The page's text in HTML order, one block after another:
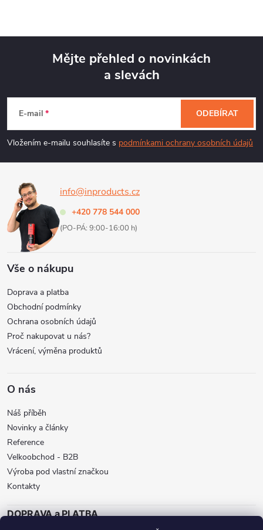
p
a
Mějte přehled o novinkách
a slevách
E-mail
Vložením e-mailu souhlasíte s podmínkami ochrany osobních údajů
ODEBÍRAT
info@inproducts.cz
+420 778 544 000
(PO-PÁ: 9:00-16:00 h)
Vše o nákupu
Doprava a platba
Obchodní podmínky
Ochrana osobních údajů
Proč nakupovat u nás?
Vrácení, výměna produktů
O nás
Náš příběh
Novinky a články
Reference
Velkoobchod - B2B
Výroba pod vlastní značkou
Kontakty
DOPRAVA a PLATBA